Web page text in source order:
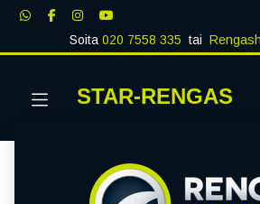
Soita020 7558 335 tai
STAR-RENGAS